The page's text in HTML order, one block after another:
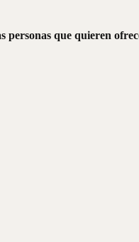
personas que quieren